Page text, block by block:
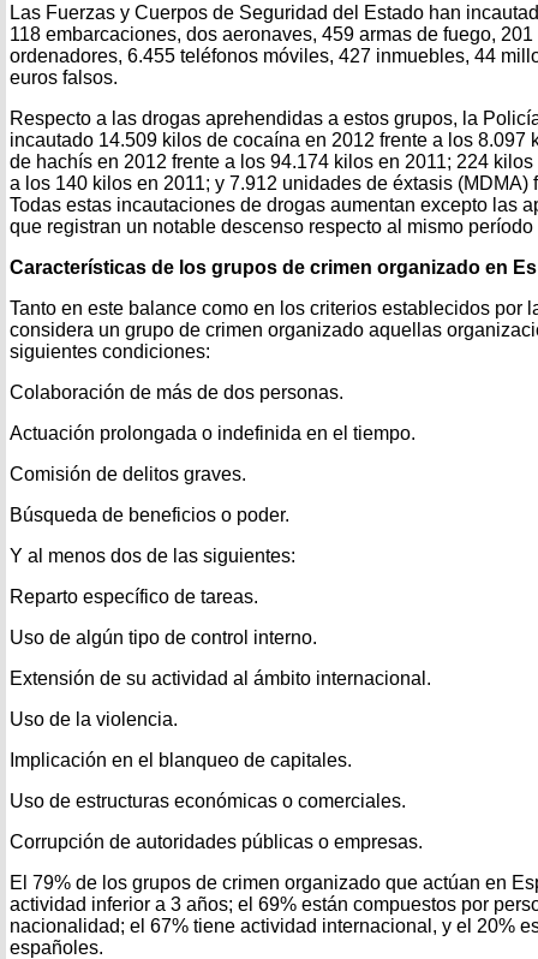
Las Fuerzas y Cuerpos de Seguridad del Estado han
118 embarcaciones, dos aeronaves, 459 armas de fuego,
ordenadores, 6.455 teléfonos móviles, 427 inmuebles, 44
euros falsos.
Respecto a las drogas aprehendidas a estos grupos, la
incautado 14.509 kilos de cocaína en 2012 frente a los 8.097
de hachís en 2012 frente a los 94.174 kilos en 2011; 224
a los 140 kilos en 2011; y 7.912 unidades de éxtasis (MDMA)
Todas estas incautaciones de drogas aumentan excepto las
que registran un notable descenso respecto al mismo
Características de los grupos de crimen organizado en
Tanto en este balance como en los criterios establecidos por
considera un grupo de crimen organizado aquellas
siguientes condiciones:
Colaboración de más de dos personas.
Actuación prolongada o indefinida en el tiempo.
Comisión de delitos graves.
Búsqueda de beneficios o poder.
Y al menos dos de las siguientes:
Reparto específico de tareas.
Uso de algún tipo de control interno.
Extensión de su actividad al ámbito internacional.
Uso de la violencia.
Implicación en el blanqueo de capitales.
Uso de estructuras económicas o comerciales.
Corrupción de autoridades públicas o empresas.
El 79% de los grupos de crimen organizado que actúan en
actividad inferior a 3 años; el 69% están compuestos por
nacionalidad; el 67% tiene actividad internacional, y el 20%
españoles.